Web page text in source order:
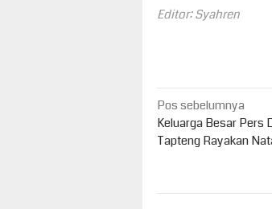
Editor: Syahren
Navigasi
pos
Pos sebelumnya
Keluarga Besar Pers
Tapteng Rayakan